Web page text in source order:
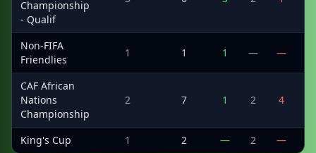
Championship
- Qualif
Non-FIFA
Friendlies
1 1 1 — —
CAF African
Nations
Championship
2 7 1 2 4
King's Cup 1 2 — 2 —